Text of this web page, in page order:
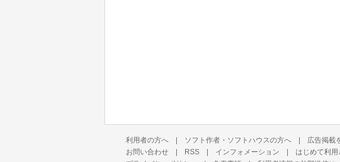
利用者の方へ | ソフト作者・ソフトハウスの方へ | 広告掲載
お問い合わせ | RSS | インフォメーション | はじめて利